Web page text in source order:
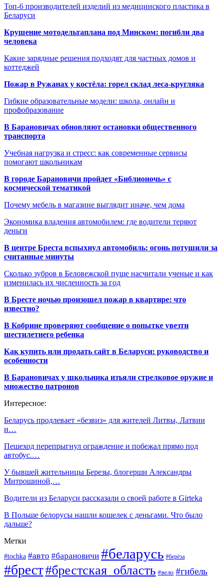
Топ-6 производителей изделий из медицинского пластика в
Беларуси
Крушение мотодельтаплана под Минском: погибли два
человека
Какие зарядные решения подходят для частных домов и
коттеджей
Пожар в Ружанах у костёла: горел склад леса-кругляка
Гибкие образовательные модели: школа, онлайн и
профобразование
В Барановичах обновляют остановки общественного
транспорта
Учебная нагрузка и стресс: как современные сервисы
помогают школьникам
В городе Барановичи пройдет «Библионочь» с
космической тематикой
Почему мебель в магазине выглядит иначе, чем дома
Экономика владения автомобилем: где водители теряют
деньги
В центре Бреста вспыхнул автомобиль: огонь потушили за
считанные минуты
Сколько зубров в Беловежской пуще насчитали ученые и как
изменилась их численность за год
В Бресте ночью произошел пожар в квартире: что
известно?
В Кобрине проверяют сообщение о попытке увезти
шестилетнего ребенка
Как купить или продать сайт в Беларуси: руководство и
особенности
В Барановичах у школьника изъяли стрелковое оружие и
множество патронов
Интересное:
Беларусь продлевает «безвиз» для жителей Литвы, Латвии
и…
Пешеход перепрыгнул ограждение и побежал прямо под
автобус.…
У бывшей жительницы Березы, блогерши Александры
Митрошиной,…
Водители из Беларуси рассказали о своей работе в Girteka
В Польше белорусы нашли кошелек с деньгами. Что было
дальше?
Метки
#tochka #авто #барановичи #беларусь #берёза
#брест#брестская_область #вело #гибель